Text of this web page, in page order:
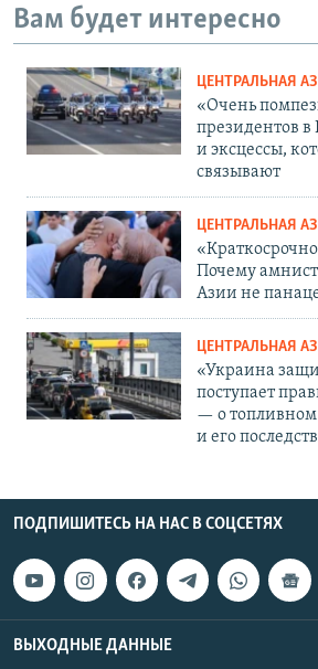
Вам будет интересно
ЦЕНТРАЛЬНАЯ
«Очень
президентов
и эксцессы,
связывают
ЦЕНТРАЛЬНАЯ
Почему
Азии не
ЦЕНТРАЛЬНАЯ
«Украина
поступает
— о топливном
и его
ПОДПИШИТЕСЬ НА НАС В СОЦСЕТЯХ
ВЫХОДНЫЕ ДАННЫЕ